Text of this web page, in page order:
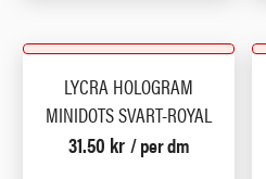
LYCRA HOLOGRAM
MINIDOTS SVART-ROYAL
31.50 kr / per dm